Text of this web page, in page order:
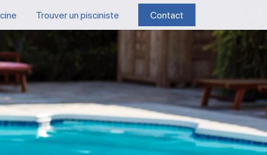
Trouver un pisciniste Contact